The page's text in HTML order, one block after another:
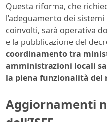
Questa riforma, che
l’adeguamento dei
coinvolti, sarà operativa
e la pubblicazione del
coordinamento tra
amministrazioni locali
la piena funzionalità del
Aggiornamenti